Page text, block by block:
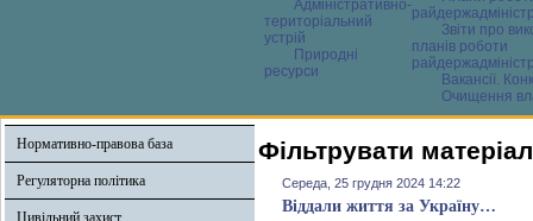
Адміністративно-
територіальний
устрій
Природні
ресурси
Звіти про
планів роботи
Вакансії.
Очищення
Нормативно-правова база
Регуляторна політика
Цивільний захист
Фільтрувати
Середа, 25 грудня 2024 14:22
Віддали життя за Україну…